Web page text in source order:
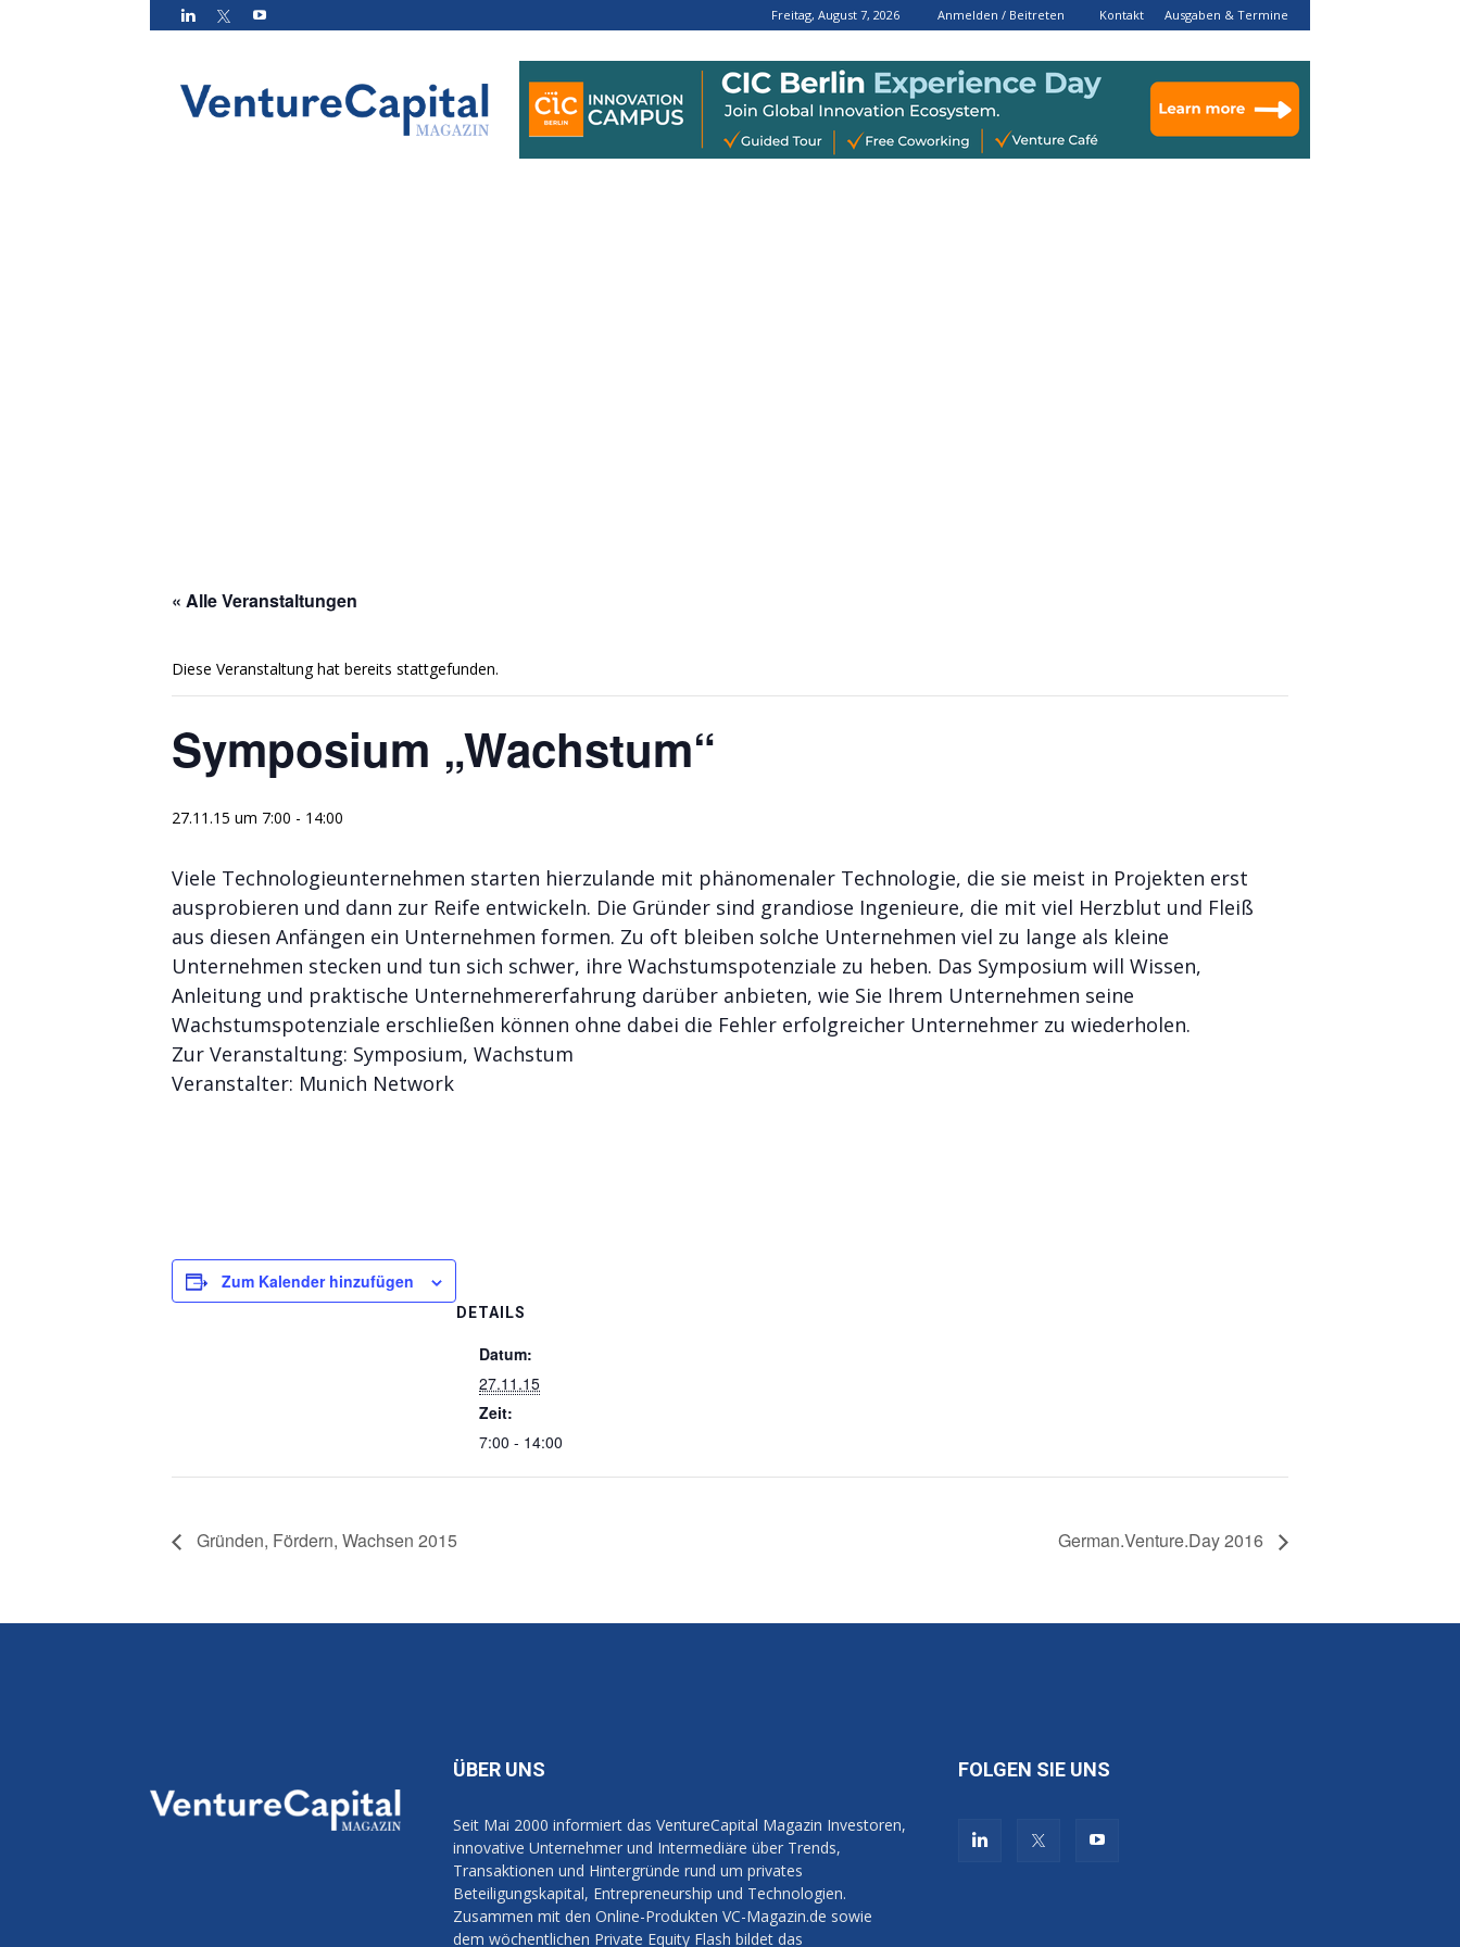
Freitag, August 7, 2026 Anmelden / Beitreten Kontakt Ausgaben & Termine
Magazin
« Alle Veranstaltungen
Diese Veranstaltung hat bereits stattgefunden.
Symposium „Wachstum“
27.11.15 um 7:00 - 14:00
Viele Technologieunternehmen starten hierzulande mit phänomenaler Technologie, die sie meist in Projekten erst
ausprobieren und dann zur Reife entwickeln. Die Gründer sind grandiose Ingenieure, die mit viel Herzblut und Fleiß
aus diesen Anfängen ein Unternehmen formen. Zu oft bleiben solche Unternehmen viel zu lange als kleine
Unternehmen stecken und tun sich schwer, ihre Wachstumspotenziale zu heben. Das Symposium will Wissen,
Anleitung und praktische Unternehmererfahrung darüber anbieten, wie Sie Ihrem Unternehmen seine
Wachstumspotenziale erschließen können ohne dabei die Fehler erfolgreicher Unternehmer zu wiederholen.
Zur Veranstaltung: Symposium, Wachstum
Veranstalter: Munich Network
Zum Kalender hinzufügen
DETAILS
Datum:
27.11.15
Zeit:
7:00 - 14:00
Gründen, Fördern, Wachsen 2015 German.Venture.Day 2016
ÜBER UNS
Seit Mai 2000 informiert das VentureCapital Magazin Investoren,
innovative Unternehmer und Intermediäre über Trends,
Transaktionen und Hintergründe rund um privates
Beteiligungskapital, Entrepreneurship und Technologien.
Zusammen mit den Online-Produkten VC-Magazin.de sowie
dem wöchentlichen Private Equity Flash bildet das
FOLGEN SIE UNS